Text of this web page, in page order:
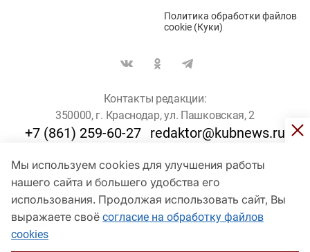
Мы используем cookies для улучшения работы
нашего сайта и большего удобства его
использования. Продолжая использовать сайт, Вы
выражаете своё согласие на обработку файлов
cookies
Политика обработки файлов
cookie (Куки)
Контакты редакции:
350000, г. Краснодар, ул. Пашковская, 2
+7 (861) 259-60-27 redaktor@kubnews.ru
Для пользователей старше 16 лет
© Кубанские Новости, 2017
Сетевое издание «kubnews» зарегистрировано Федеральной
службой по надзору в сфере связи, информационных технологий
и массовых коммуникаций (Роскомнадзор). Регистрационный